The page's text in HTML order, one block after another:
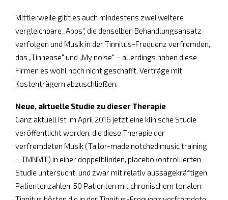
Mittlerweile gibt es auch mindestens zwei weitere
vergleichbare „Apps“, die denselben Behandlungsansatz
verfolgen und Musik in der Tinnitus-Frequenz verfremden,
das „Tinnease“ und „My noise“ – allerdings haben diese
Firmen es wohl noch nicht geschafft, Verträge mit
Kostenträgern abzuschließen.
Neue, aktuelle Studie zu dieser Therapie
Ganz aktuell ist im April 2016 jetzt eine klinische Studie
veröffentlicht worden, die diese Therapie der
verfremdeten Musik (Tailor-made notched music training
– TMNMT) in einer doppelblinden, placebokontrollierten
Studie untersucht, und zwar mit relativ aussagekräftigen
Patientenzahlen. 50 Patienten mit chronischem tonalen